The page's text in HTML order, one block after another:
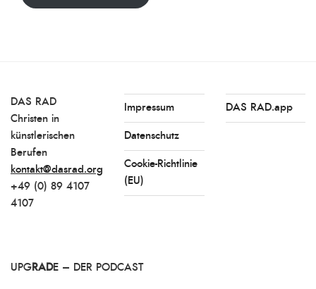
DAS RAD
Christen in
künstlerischen
Berufen
kontakt@dasrad.org
+49 (0) 89 4107
4107
Impressum
Datenschutz
Cookie-Richtlinie
(EU)
DAS RAD.app
UPG RADE – DER PODCAST